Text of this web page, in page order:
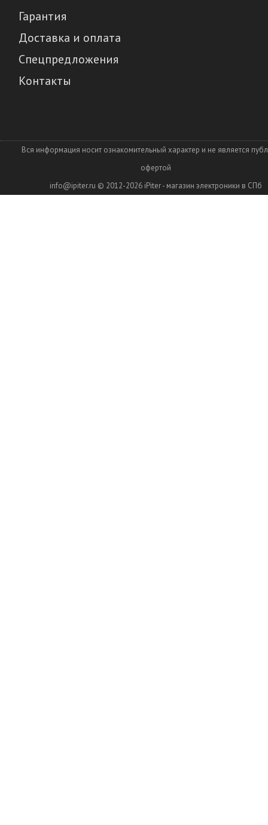
Гарантия
Доставка и оплата
Спецпредложения
Контакты
Вся информация носит ознакомительный характер и не является
офертой
info@ipiter.ru © 2012-2026 iPiter - магазин электроники в СПб